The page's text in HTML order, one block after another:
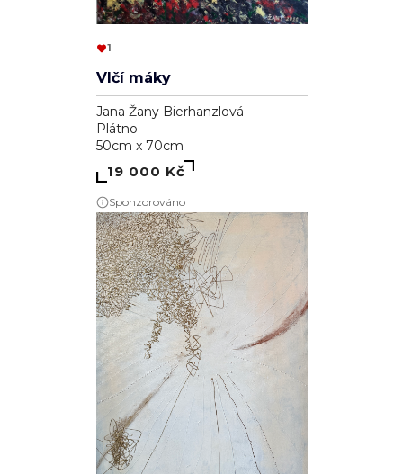
1
Vlčí máky
Jana Žany Bierhanzlová
Plátno
50cm x 70cm
19 000 Kč
Sponzorováno